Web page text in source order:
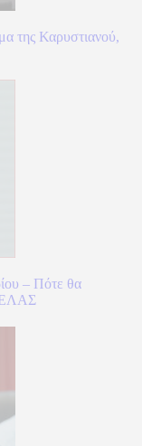
της Καρυστιανού,
– Πότε θα
ΕΛΑΣ